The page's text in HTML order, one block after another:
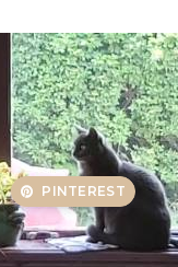
PINTEREST